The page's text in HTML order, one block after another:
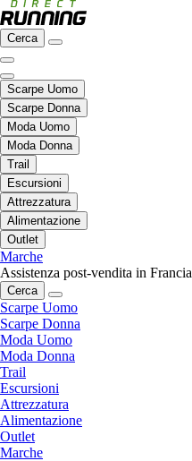
Cerca
Scarpe Uomo
Scarpe Donna
Moda Uomo
Moda Donna
Trail
Escursioni
Attrezzatura
Alimentazione
Outlet
Marche
Assistenza post-vendita in Francia
Cerca
Scarpe Uomo
Scarpe Donna
Moda Uomo
Moda Donna
Trail
Escursioni
Attrezzatura
Alimentazione
Outlet
Marche